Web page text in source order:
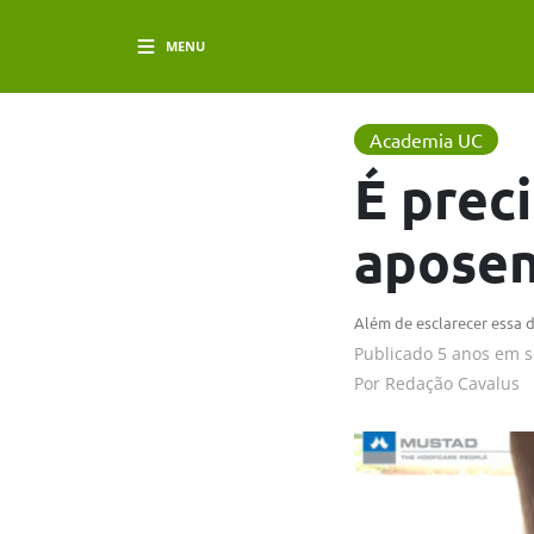
MENU
Academia UC
É
Além de esclarecer essa
Publicado 5 anos em
Por Redação Cavalus